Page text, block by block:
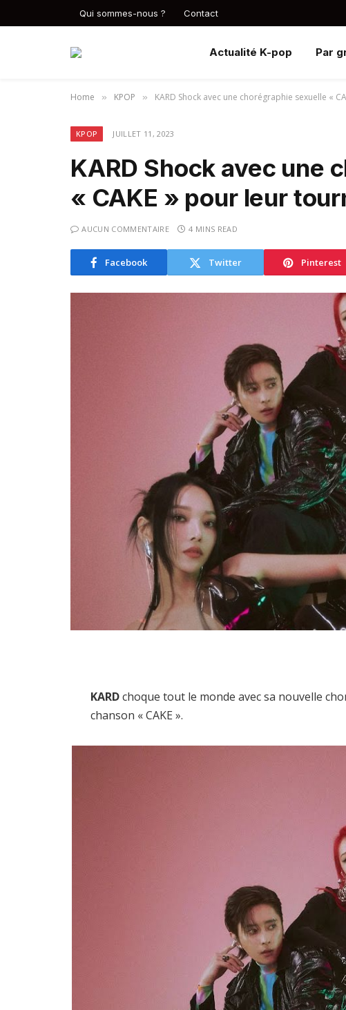
Qui sommes-nous ? Contact
Actualité K-pop Par
Home » KPOP » KARD Shock avec une chorégraphie sexuelle «
KPOP JUILLET 11, 2023
KARD Shock avec une
« CAKE » pour leur
AUCUN COMMENTAIRE 4 MINS READ
Facebook Twitter Pinterest
KARDchoque tout le monde avec sa nouvelle
chanson « CAKE ».